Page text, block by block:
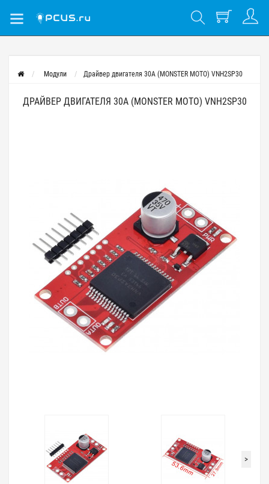
Модули Драйвер двигателя 30А (MONSTER MOTO) VNH2SP30
ДРАЙВЕР ДВИГАТЕЛЯ 30А (MONSTER MOTO) VNH2SP30
>